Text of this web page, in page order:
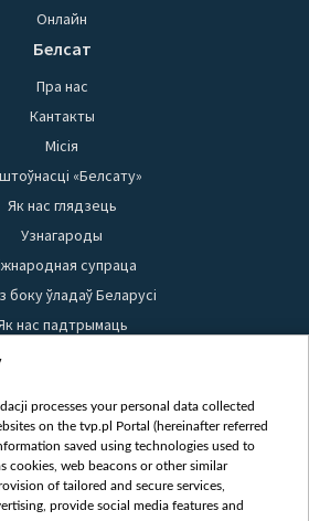
Онлайн
Белсат
Пра нас
Кантакты
Місія
«Белсату»
Як нас глядзець
Узнагароды
супраца
боку ўладаў Беларусі
нас падтрымаць
матэрыялаў
Бяспека
Youtube
Белсат news
Белсат Shorts
processes your personal data collected
on the tvp.pl Portal (hereinafter referred
saved using technologies used to
cookies, web beacons or other similar
of tailored and secure services,
provide social media features and